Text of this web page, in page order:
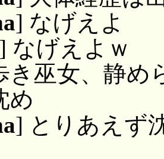
] なげえよ
] なげえよｗ
き巫女、静め
め
] とりあえず